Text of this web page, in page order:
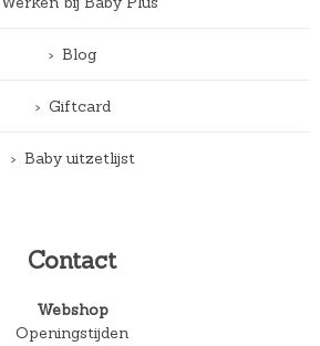
Blog
Giftcard
Baby uitzetlijst
Contact
Webshop
Openingstijden